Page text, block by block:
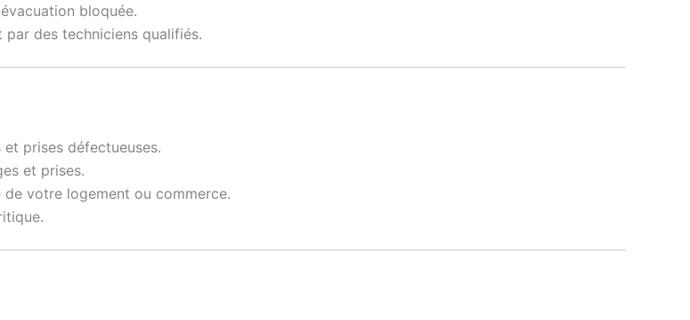
bloquée.
des techniciens qualifiés.
prises défectueuses.
et prises.
votre logement ou commerce.